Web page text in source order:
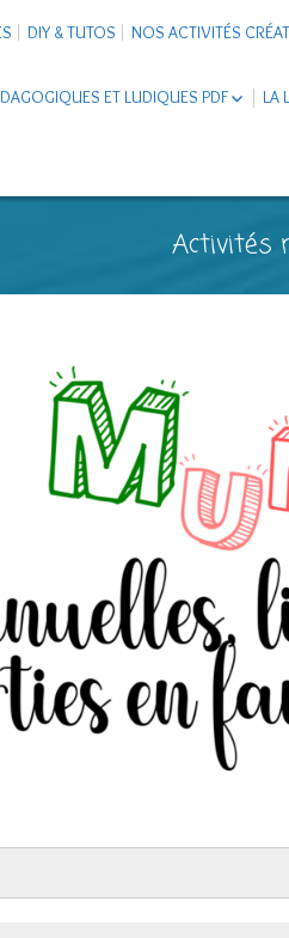
DIY & TUTOS NOS ACTIVITÉS
ET LUDIQUES PDF
ENFANTS
LA
Activités